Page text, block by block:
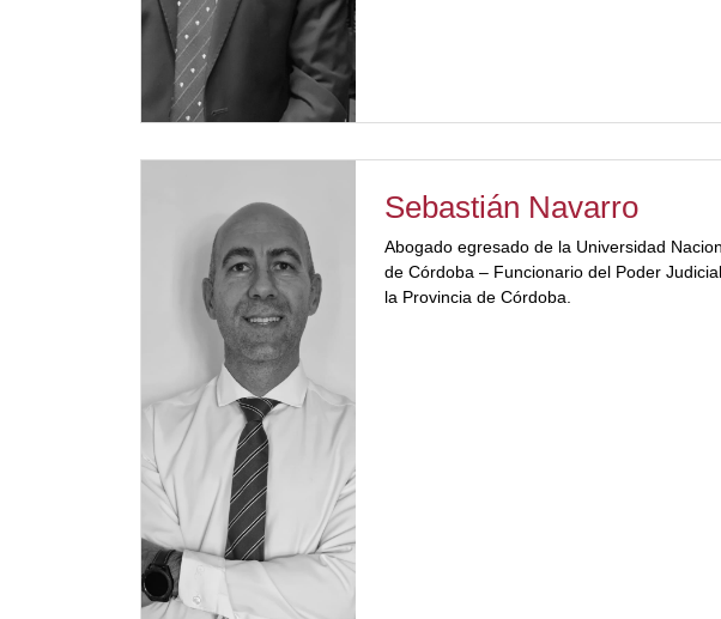
Sebastián Navarro
Abogado egresado de la Universidad
de Córdoba – Funcionario del Poder
la Provincia de Córdoba.